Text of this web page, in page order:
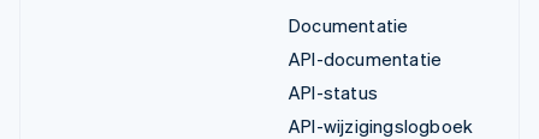
Documentatie
API-documentatie
API-status
API-wijzigingslogboek